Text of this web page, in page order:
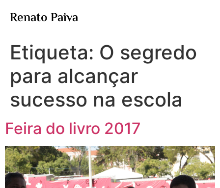
Renato Paiva
Etiqueta: O segredo
para alcançar
sucesso na escola
Feira do livro 2017